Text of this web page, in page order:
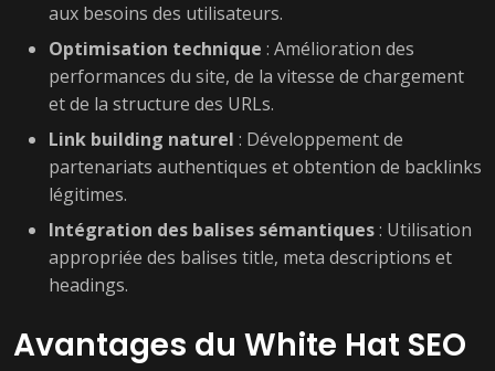
aux besoins des utilisateurs.
Optimisation technique : Amélioration des
performances du site, de la vitesse de chargement
et de la structure des URLs.
Link building naturel : Développement de
partenariats authentiques et obtention de backlinks
légitimes.
Intégration des balises sémantiques: Utilisation
appropriée des balises title, meta descriptions et
headings.
Avantages du White Hat SEO